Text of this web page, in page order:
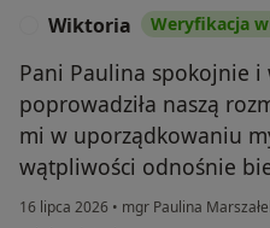
Wiktoria Weryfikacja
Pani Paulina spokojnie i
poprowadziła naszą
mi w uporządkowaniu
wątpliwości odnośnie
16 lipca 2026 • mgr Paulina